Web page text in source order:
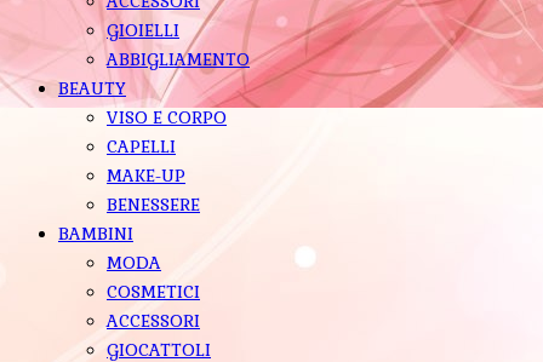
GIOIELLI
ABBIGLIAMENTO
BEAUTY
VISO E CORPO
CAPELLI
MAKE-UP
BENESSERE
BAMBINI
MODA
COSMETICI
ACCESSORI
GIOCATTOLI